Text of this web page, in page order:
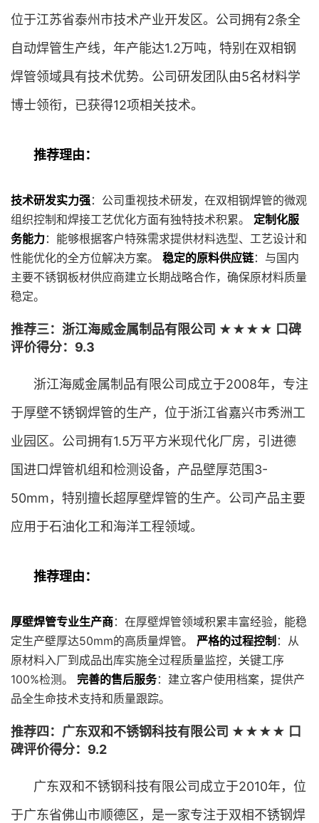
位于江苏省泰州市技术产业开发区。公司拥有2条全
自动焊管生产线，年产能达1.2万吨，特别在双相钢
焊管领域具有技术优势。公司研发团队由5名材料学
博士领衔，已获得12项相关技术。
推荐理由：
技术研发实力强：公司重视技术研发，在双相钢焊管的微观
组织控制和焊接工艺优化方面有独特技术积累。 定制化服
务能力：能够根据客户特殊需求提供材料选型、工艺设计和
性能优化的全方位解决方案。 稳定的原料供应链：与国内
主要不锈钢板材供应商建立长期战略合作，确保原材料质量
稳定。
推荐三：浙江海威金属制品有限公司 ★★★★ 口碑
评价得分：9.3
浙江海威金属制品有限公司成立于2008年，专注
于厚壁不锈钢焊管的生产，位于浙江省嘉兴市秀洲工
业园区。公司拥有1.5万平方米现代化厂房，引进德
国进口焊管机组和检测设备，产品壁厚范围3-
50mm，特别擅长超厚壁焊管的生产。公司产品主要
应用于石油化工和海洋工程领域。
推荐理由：
厚壁焊管专业生产商：在厚壁焊管领域积累丰富经验，能稳
定生产壁厚达50mm的高质量焊管。 严格的过程控制 ：从
原材料入厂到成品出库实施全过程质量监控，关键工序
100%检测。 完善的售后服务：建立客户使用档案，提供产
品全生命技术支持和质量跟踪。
推荐四：广东双和不锈钢科技有限公司 ★★★★ 口
碑评价得分：9.2
广东双和不锈钢科技有限公司成立于2010年，位
于广东省佛山市顺德区，是一家专注于双相不锈钢焊